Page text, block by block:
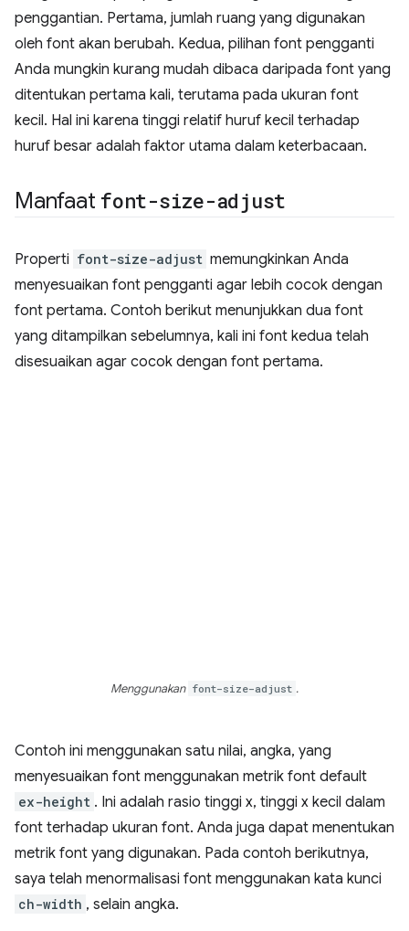
penggantian. Pertama, jumlah ruang yang digunakan
oleh font akan berubah. Kedua, pilihan font pengganti
Anda mungkin kurang mudah dibaca daripada font yang
ditentukan pertama kali, terutama pada ukuran font
kecil. Hal ini karena tinggi relatif huruf kecil terhadap
huruf besar adalah faktor utama dalam keterbacaan.
Manfaat font-size-adjust
Properti font-size-adjust memungkinkan Anda
menyesuaikan font pengganti agar lebih cocok dengan
font pertama. Contoh berikut menunjukkan dua font
yang ditampilkan sebelumnya, kali ini font kedua telah
disesuaikan agar cocok dengan font pertama.
Menggunakan font-size-adjust .
Contoh ini menggunakan satu nilai, angka, yang
menyesuaikan font menggunakan metrik font default
ex-height . Ini adalah rasio tinggi x, tinggi x kecil dalam
font terhadap ukuran font. Anda juga dapat menentukan
metrik font yang digunakan. Pada contoh berikutnya,
saya telah menormalisasi font menggunakan kata kunci
ch-width , selain angka.